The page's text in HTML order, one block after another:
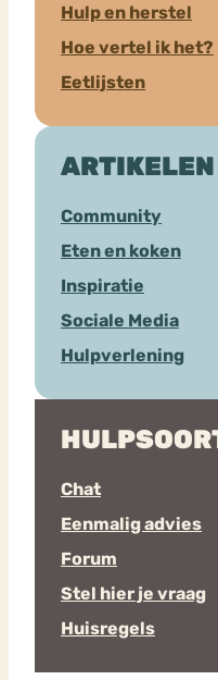
Hulp en herstel
Hoe vertel ik het?
Eetlijsten
ARTIKELEN
Community
Eten en koken
Inspiratie
Sociale Media
Hulpverlening
Chat
Eenmalig advies
Forum
Stel hier je vraag
Huisregels